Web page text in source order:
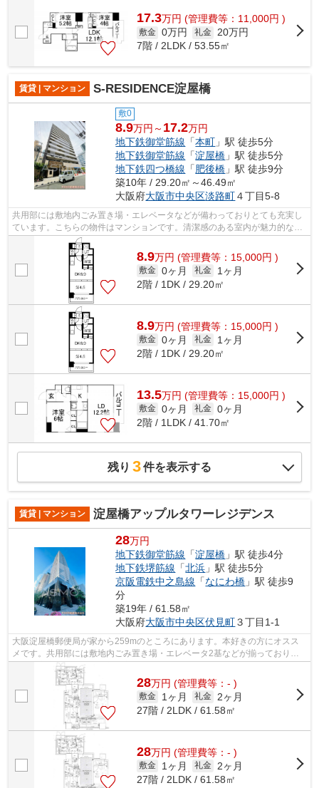
17.3万円 (管理費等：11,000円 )
敷金 0万円 礼金
20万円
7階 / 2LDK / 53.55㎡
賃貸 | マンション S-RESIDENCE淀屋橋
敷0
8.9万円～ 17.2万円
地下鉄御堂筋線 「本町 」駅 徒歩5分
地下鉄御堂筋線 「淀屋橋 」駅 徒歩5分
地下鉄四つ橋線 「肥後橋 」駅 徒歩9分
築10年 / 29.20㎡～46.49㎡
大阪府大阪市中央区淡路町４丁目5-8
共用部には敷地内ごみ置き場・エレベータなどが備わっておりとても充実し
ています。こちらの物件はマンションです。清潔感のある室内が魅力的な平
成28年築の物件となっており、一押し...
8.9万円 (管理費等：15,000円 )
敷金 0ヶ月 礼金
1ヶ月
2階 / 1DK / 29.20㎡
8.9万円 (管理費等：15,000円 )
敷金 0ヶ月 礼金
1ヶ月
2階 / 1DK / 29.20㎡
13.5万円 (管理費等：15,000円 )
敷金 0ヶ月 礼金 0ヶ月
2階 / 1LDK / 41.70㎡
残り 3件を表示する
賃貸 | マンション 淀屋橋アップルタワーレジデンス
28万円
地下鉄御堂筋線 「淀屋橋 」駅 徒歩4分
地下鉄堺筋線 「北浜 」駅 徒歩5分
京阪電鉄中之島線 「なにわ橋 」駅 徒歩9
分
築19年 / 61.58㎡
大阪府大阪市中央区伏見町３丁目1-1
大阪淀屋橋郵便局が家から259mのところにあります。本好きの方にオスス
メです。共用部には敷地内ごみ置き場・エレベータ2基などが揃っており、
とても充実しています。眺望良好なマンシ...
28万円 (管理費等：- )
敷金 1ヶ月 礼金
2ヶ月
27階 / 2LDK / 61.58㎡
28万円 (管理費等：- )
敷金 1ヶ月 礼金
2ヶ月
27階 / 2LDK / 61.58㎡